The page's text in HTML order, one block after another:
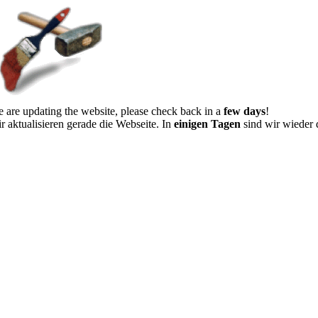
are updating the website, please check back in a few days!
aktualisieren gerade die Webseite. In einigen Tagen sind wir wieder